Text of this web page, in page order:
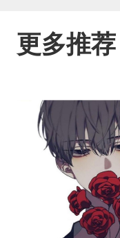
更多推荐